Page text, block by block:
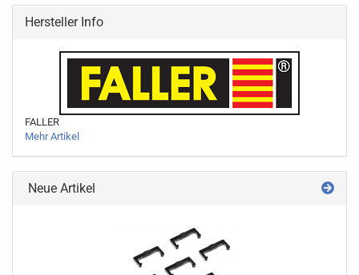
Hersteller Info
FALLER
Mehr Artikel
Neue Artikel